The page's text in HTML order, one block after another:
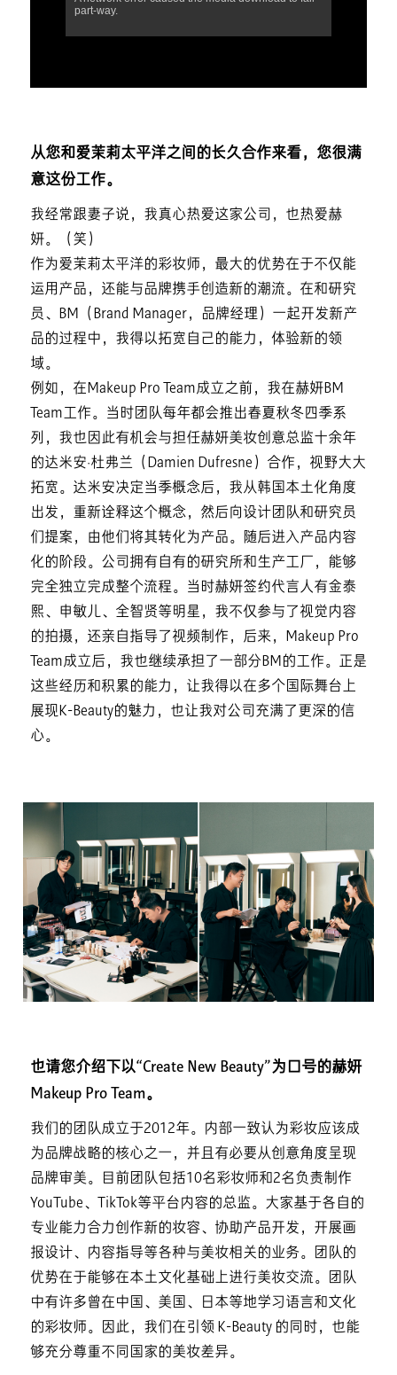
从您和爱茉莉太平洋之间的长久合作来看，您很满
意这份工作。
我经常跟妻子说，我真心热爱这家公司，也热爱赫
妍。（笑）
作为爱茉莉太平洋的彩妆师，最大的优势在于不仅能
运用产品，还能与品牌携手创造新的潮流。在和研究
员、BM（Brand Manager，品牌经理）一起开发新产
品的过程中，我得以拓宽自己的能力，体验新的领
域。
例如，在Makeup Pro Team成立之前，我在赫妍BM
Team工作。当时团队每年都会推出春夏秋冬四季系
列，我也因此有机会与担任赫妍美妆创意总监十余年
的达米安·杜弗兰（Damien Dufresne）合作，视野大大
拓宽。达米安决定当季概念后，我从韩国本土化角度
出发，重新诠释这个概念，然后向设计团队和研究员
们提案，由他们将其转化为产品。随后进入产品内容
化的阶段。公司拥有自有的研究所和生产工厂，能够
完全独立完成整个流程。当时赫妍签约代言人有金泰
熙、申敏儿、全智贤等明星，我不仅参与了视觉内容
的拍摄，还亲自指导了视频制作，后来，Makeup Pro
Team成立后，我也继续承担了一部分BM的工作。正是
这些经历和积累的能力，让我得以在多个国际舞台上
展现K-Beauty的魅力，也让我对公司充满了更深的信
心。
也请您介绍下以“Create New Beauty”为口号的赫妍
Makeup Pro Team。
我们的团队成立于2012年。内部一致认为彩妆应该成
为品牌战略的核心之一，并且有必要从创意角度呈现
品牌审美。目前团队包括10名彩妆师和2名负责制作
YouTube、TikTok等平台内容的总监。大家基于各自的
专业能力合力创作新的妆容、协助产品开发，开展画
报设计、内容指导等各种与美妆相关的业务。团队的
优势在于能够在本土文化基础上进行美妆交流。团队
中有许多曾在中国、美国、日本等地学习语言和文化
的彩妆师。因此，我们在引领 K-Beauty 的同时，也能
够充分尊重不同国家的美妆差异。